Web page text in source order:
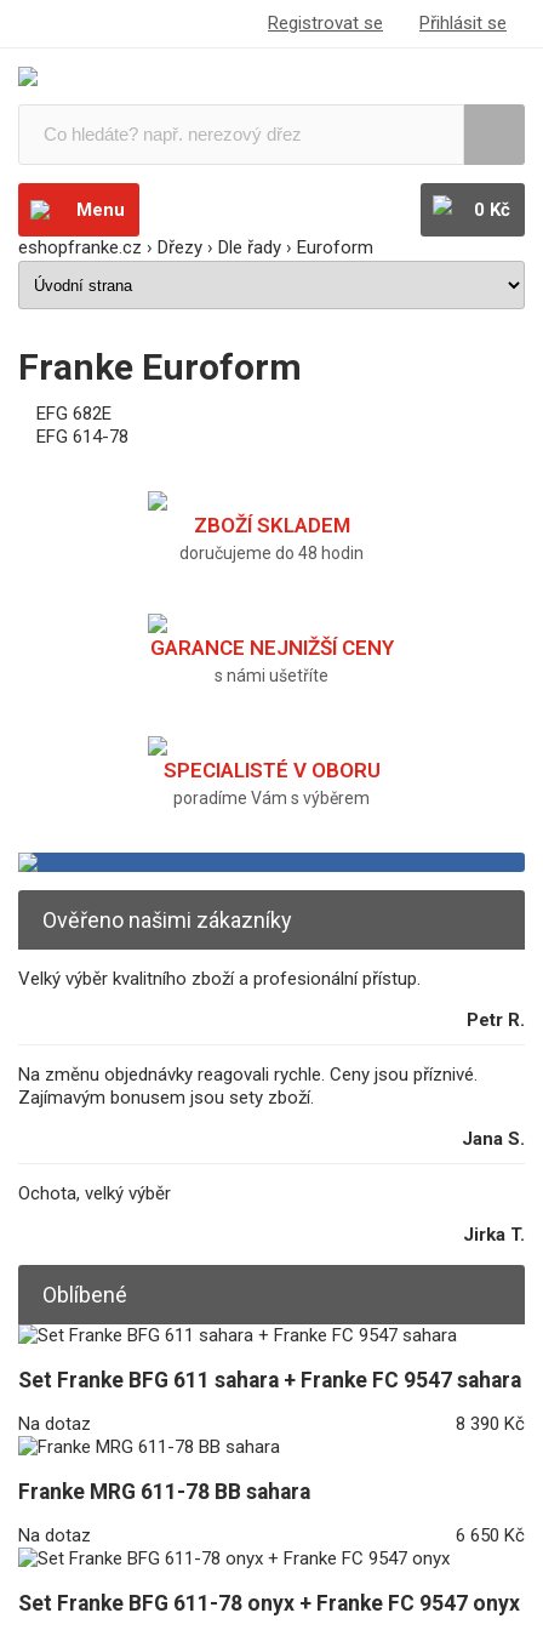
Registrovat se Přihlásit se
Menu
0 Kč
eshopfranke.cz › Dřezy › Dle řady › Euroform
Franke Euroform
EFG 682E
EFG 614-78
ZBOŽÍ SKLADEM
doručujeme do 48 hodin
GARANCE NEJNIŽŠÍ CENY
s námi ušetříte
SPECIALISTÉ V OBORU
poradíme Vám s výběrem
Ověřeno našimi zákazníky
Velký výběr kvalitního zboží a profesionální přístup.
Petr R.
Na změnu objednávky reagovali rychle. Ceny jsou příznivé.
Zajímavým bonusem jsou sety zboží.
Jana S.
Ochota, velký výběr
Jirka T.
Oblíbené
Set Franke BFG 611 sahara + Franke FC 9547 sahara
Na dotaz 8 390 Kč
Franke MRG 611-78 BB sahara
Na dotaz 6 650 Kč
Set Franke BFG 611-78 onyx + Franke FC 9547 onyx